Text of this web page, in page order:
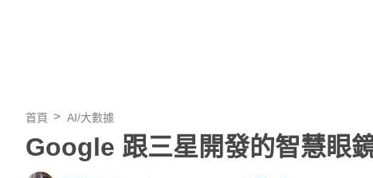
首頁 AI/大數據
Google 跟三星開發的智慧眼